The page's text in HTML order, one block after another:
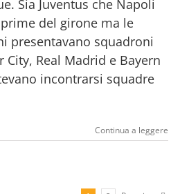
Sia Juventus che Napoli
del girone ma le
presentavano squadroni
City, Real Madrid e Bayern
incontrarsi squadre
Continua a leggere